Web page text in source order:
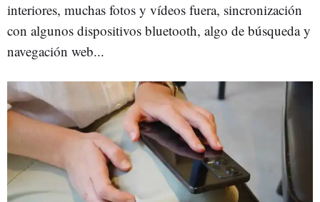
interiores, muchas fotos y vídeos fuera, sincronización
con algunos dispositivos bluetooth, algo de búsqueda y
navegación web...